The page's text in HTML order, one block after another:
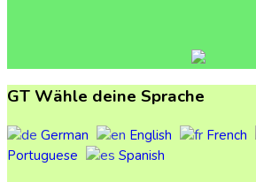
GTWähle deine Sprache
German English French
Portuguese
Spanish